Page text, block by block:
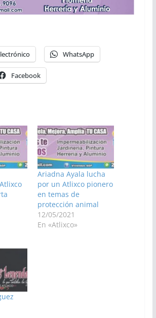
WhatsApp
Facebook
Ariadna Ayala lucha
por un Atlixco pionero
en temas de
protección animal
12/05/2021
En «Atlixco»